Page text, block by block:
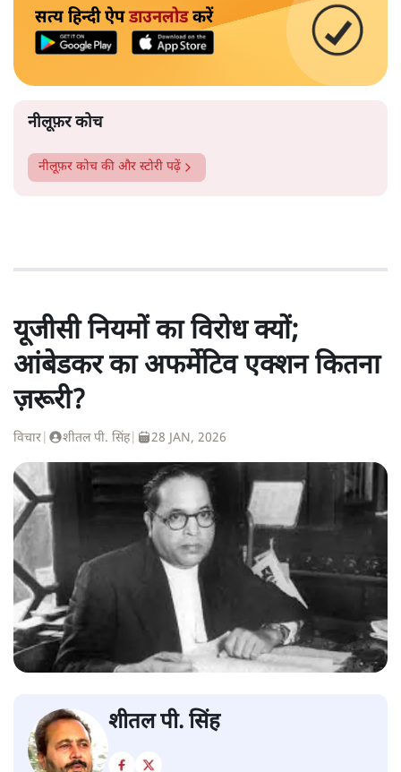
सत्य हिन्दी ऐपडाउनलोडकरें
नीलूफ़र कोच
नीलूफ़र कोच की और स्टोरी पढ़ें
यूजीसी नियमों का विरोध क्यों;
आंबेडकर का अफर्मेटिव एक्शन कितना
ज़रूरी?
विचार शीतल पी. सिंह| 28 JAN, 2026
शीतल पी. सिंह